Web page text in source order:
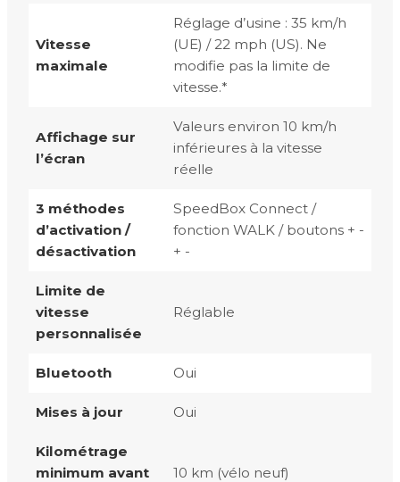
Vitesse
maximale
Réglage d’usine : 35 km/h
(UE) / 22 mph (US). Ne
modifie pas la limite de
vitesse.*
Affichage sur
l’écran
Valeurs environ 10 km/h
inférieures à la vitesse
réelle
3 méthodes
d’activation /
désactivation
SpeedBox Connect /
fonction WALK / boutons + -
+ -
Limite de
vitesse
personnalisée
Réglable
Bluetooth Oui
Mises à jour Oui
Kilométrage
minimum avant
10 km (vélo neuf)